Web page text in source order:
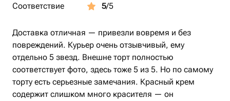
Соответствие 5/5
Доставка отличная — привезли вовремя и без
повреждений. Курьер очень отзывчивый, ему
отдельно 5 звезд. Внешне торт полностью
соответствует фото, здесь тоже 5 из 5. Но по самому
торту есть серьезные замечания. Красный крем
содержит слишком много красителя — он